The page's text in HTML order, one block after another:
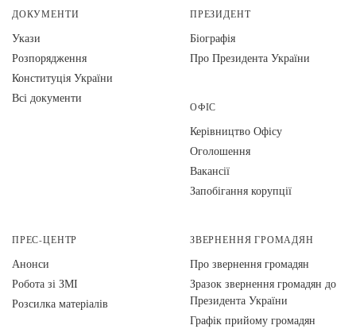
ДОКУМЕНТИ
Укази
Розпорядження
Конституція України
Всі документи
ПРЕЗИДЕНТ
Біографія
Про Президента України
ОФІС
Керівництво Офісу
Оголошення
Вакансії
Запобігання корупції
ПРЕС-ЦЕНТР
Анонси
Робота зі ЗМІ
Розсилка матеріалів
ЗВЕРНЕННЯ ГРОМАДЯН
Про звернення громадян
Зразок звернення громадян до
Президента України
Графік прийому громадян